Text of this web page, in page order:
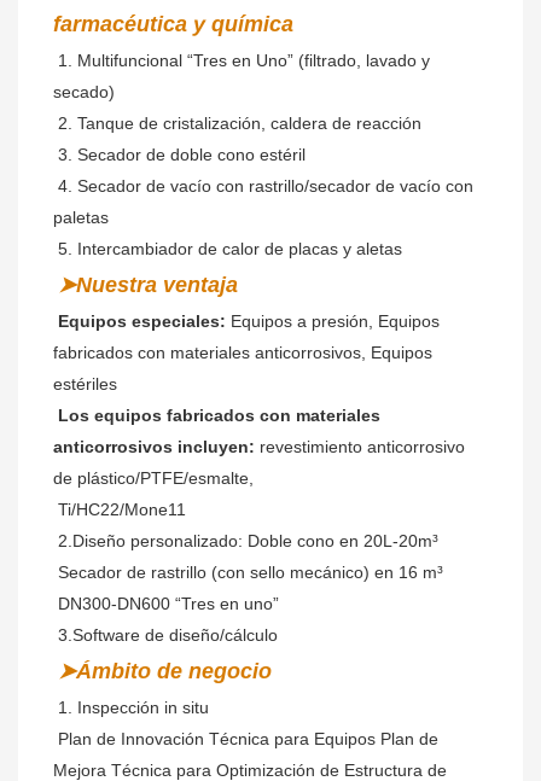
farmacéutica y química
secado)
2. Tanque de cristalización, caldera de reacción
3. Secador de doble cono estéril
paletas
5. Intercambiador de calor de placas y aletas
➤Nuestra ventaja
Equipos especiales: Equipos a presión, Equipos
fabricados con materiales anticorrosivos, Equipos
estériles
Los equipos fabricados con materiales
anticorrosivos incluyen: revestimiento anticorrosivo
de plástico/PTFE/esmalte,
Ti/HC22/Mone11
2.Diseño personalizado: Doble cono en 20L-20m³
Secador de rastrillo (con sello mecánico) en 16 m³
DN300-DN600 “Tres en uno”
3.Software de diseño/cálculo
➤Ámbito de negocio
1. Inspección in situ
Plan de Innovación Técnica para Equipos Plan de
Mejora Técnica para Optimización de Estructura de